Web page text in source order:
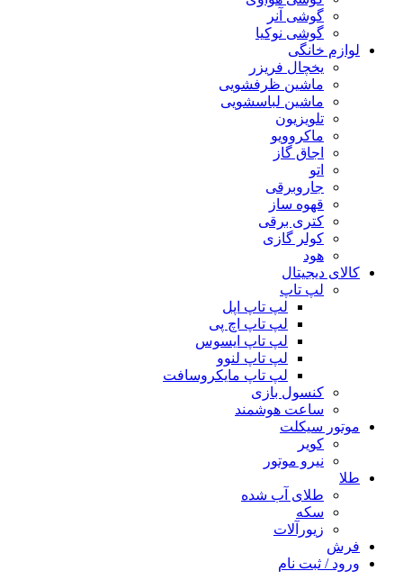
گوشی آنر
گوشی نوکیا
لوازم خانگی
یخچال فریزر
ماشین ظرفشویی
ماشین لباسشویی
تلویزیون
ماکروویو
اجاق گاز
اتو
جاروبرقی
قهوه ساز
کتری برقی
کولر گازی
هود
کالای دیجیتال
لپ تاپ
لپ تاپ اپل
لپ تاپ اچ پی
لپ تاپ ایسوس
لپ تاپ لنوو
لپ تاپ مایکروسافت
کنسول بازی
ساعت هوشمند
موتور سیکلت
کویر
نیرو موتور
طلا
طلای آب شده
سکه
زیورآلات
فرش
ورود / ثبت نام